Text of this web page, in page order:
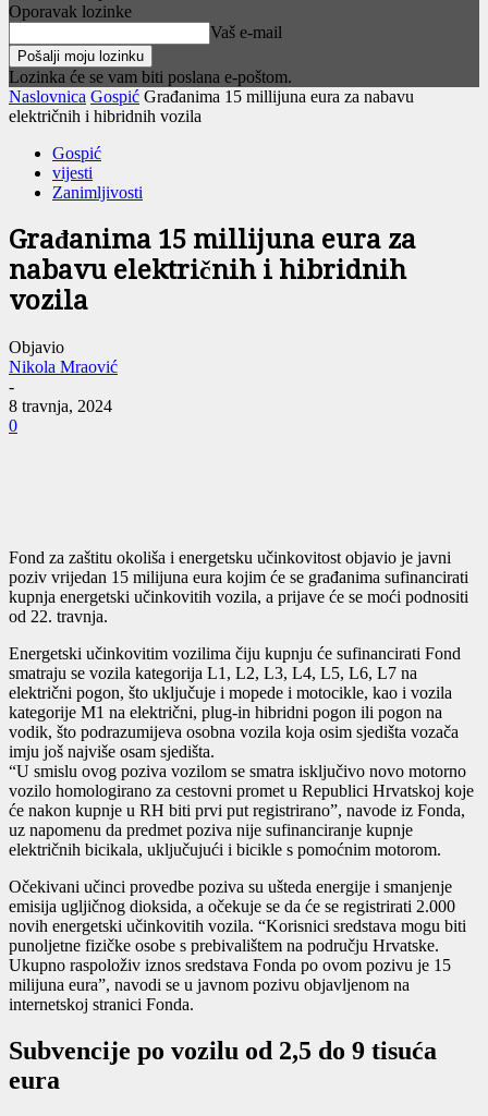
Oporavak lozinke
Vaš e-mail
Lozinka će se vam biti poslana e-poštom.
Naslovnica Gospić Građanima 15 millijuna eura za nabavu
električnih i hibridnih vozila
Gospić
vijesti
Zanimljivosti
Građanima 15 millijuna eura za
nabavu električnih i hibridnih
vozila
Objavio
Nikola Mraović
-
8 travnja, 2024
0
Fond za zaštitu okoliša i energetsku učinkovitost objavio je javni
poziv vrijedan 15 milijuna eura kojim će se građanima sufinancirati
kupnja energetski učinkovitih vozila, a prijave će se moći podnositi
od 22. travnja.
Energetski učinkovitim vozilima čiju kupnju će sufinancirati Fond
smatraju se vozila kategorija L1, L2, L3, L4, L5, L6, L7 na
električni pogon, što uključuje i mopede i motocikle, kao i vozila
kategorije M1 na električni, plug-in hibridni pogon ili pogon na
vodik, što podrazumijeva osobna vozila koja osim sjedišta vozača
imju još najviše osam sjedišta.
“U smislu ovog poziva vozilom se smatra isključivo novo motorno
vozilo homologirano za cestovni promet u Republici Hrvatskoj koje
će nakon kupnje u RH biti prvi put registrirano”, navode iz Fonda,
uz napomenu da predmet poziva nije sufinanciranje kupnje
električnih bicikala, uključujući i bicikle s pomoćnim motorom.
Očekivani učinci provedbe poziva su ušteda energije i smanjenje
emisija ugljičnog dioksida, a očekuje se da će se registrirati 2.000
novih energetski učinkovitih vozila. “Korisnici sredstava mogu biti
punoljetne fizičke osobe s prebivalištem na području Hrvatske.
Ukupno raspoloživ iznos sredstava Fonda po ovom pozivu je 15
milijuna eura”, navodi se u javnom pozivu objavljenom na
internetskoj stranici Fonda.
Subvencije po vozilu od 2,5 do 9 tisuća
eura